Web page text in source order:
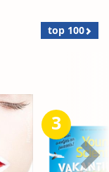
top 100
3